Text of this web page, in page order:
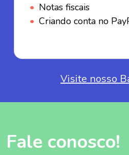
Notas fiscais
Criando conta no
Visite nosso
Fale conosco!